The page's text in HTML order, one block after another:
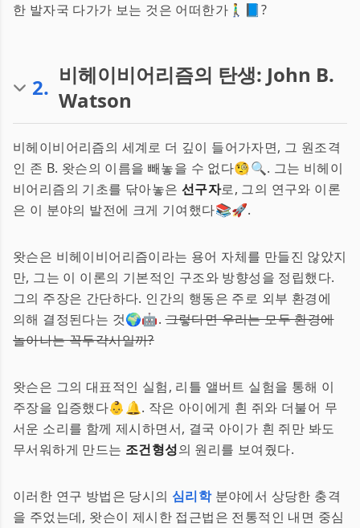
한 발자국 다가가 보는 것은 어떠한가🚶‍♂️📘?
2. 비헤이비어리즘의 탄생: John B.
Watson
비헤이비어리즘의 세계로 더 깊이 들어가자면, 그 원조격
인 존 B. 왓슨의 이름을 빼놓을 수 없다🧐🔍. 그는 비헤이
비어리즘의 기초를 닦아놓은 선구자로, 그의 연구와 이론
은 이 분야의 발전에 크게 기여했다📚🚀.
왓슨은 비헤이비어리즘이라는 용어 자체를 만들진 않았지
만, 그는 이 이론의 기본적인 구조와 방향성을 정립했다.
그의 주장은 간단하다. 인간의 행동은 주로 외부 환경에
의해 결정된다는 것🌍🤖.그렇다면 우리는 모두 환경에
놀아나는 꼭두각시일까?
왓슨은 그의 대표적인 실험, 리틀 앨버트 실험을 통해 이
주장을 입증했다👶🔔. 작은 아이에게 흰 쥐와 더불어 무
서운 소리를 함께 제시하면서, 결국 아이가 흰 쥐만 봐도
무서워하게 만드는 조건형성의 원리를 보여줬다.
이러한 연구 방법은 당시의 심리학분야에서 상당한 충격
을 주었는데, 왓슨이 제시한 접근법은 전통적인 내면 중심